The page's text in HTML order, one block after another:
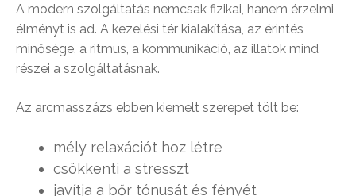
A modern szolgáltatás nemcsak fizikai, hanem érzelmi
élményt is ad. A kezelési tér kialakítása, az érintés
minősége, a ritmus, a kommunikáció, az illatok mind
részei a szolgáltatásnak.
Az arcmasszázs ebben kiemelt szerepet tölt be:
mély relaxációt hoz létre
csökkenti a stresszt
javítja a bőr tónusát és fényét